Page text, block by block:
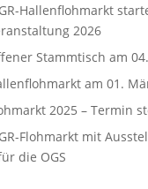
Hallenflohmarkt
2026
Stammtisch am
am 01.
2025 – Termin
Flohmarkt mit
die OGS